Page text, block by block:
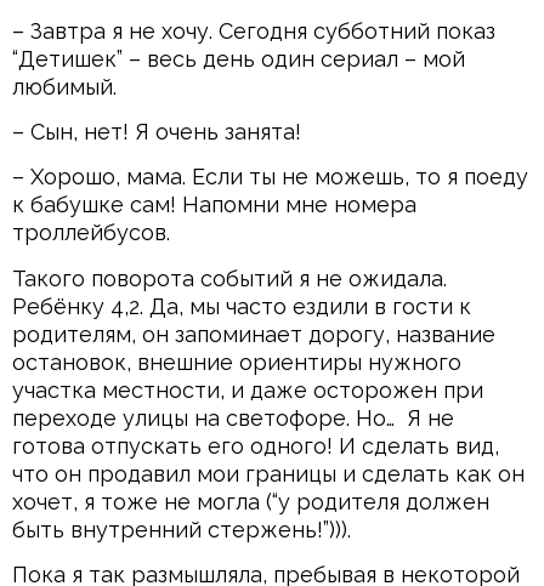
– Завтра я не хочу. Сегодня субботний показ
“Детишек” – весь день один сериал – мой
любимый.
– Сын, нет! Я очень занята!
– Хорошо, мама. Если ты не можешь, то я поеду
к бабушке сам! Напомни мне номера
троллейбусов.
Такого поворота событий я не ожидала.
Ребёнку 4,2. Да, мы часто ездили в гости к
родителям, он запоминает дорогу, название
остановок, внешние ориентиры нужного
участка местности, и даже осторожен при
переходе улицы на светофоре. Но… Я не
готова отпускать его одного! И сделать вид,
что он продавил мои границы и сделать как он
хочет, я тоже не могла (“у родителя должен
быть внутренний стержень!”))).
Пока я так размышляла, пребывая в некоторой